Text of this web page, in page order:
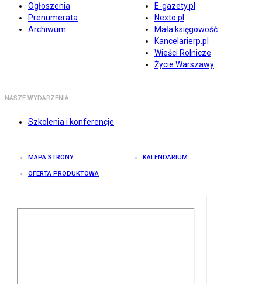
Ogłoszenia
Prenumerata
Archiwum
E-gazety.pl
Nexto.pl
Mała księgowość
Kancelarierp.pl
Wieści Rolnicze
Życie Warszawy
NASZE WYDARZENIA
Szkolenia i konferencje
MAPA STRONY KALENDARIUM
OFERTA PRODUKTOWA